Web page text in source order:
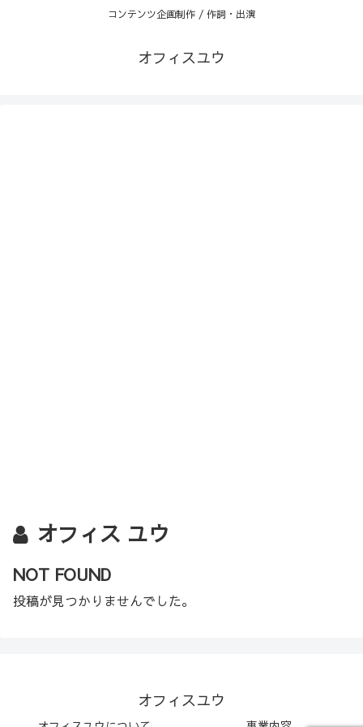
コンテンツ企画制作 / 作詞・出演
オフィスユウ
オフィス ユウ
NOT FOUND
投稿が見つかりませんでした。
オフィスユウ